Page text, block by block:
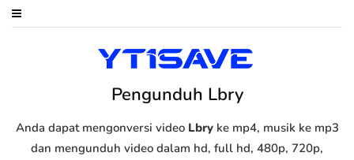
Pengunduh Lbry
Anda dapat mengonversi video Lbryke mp4, musik ke mp3
dan mengunduh video dalam hd, full hd, 480p, 720p,